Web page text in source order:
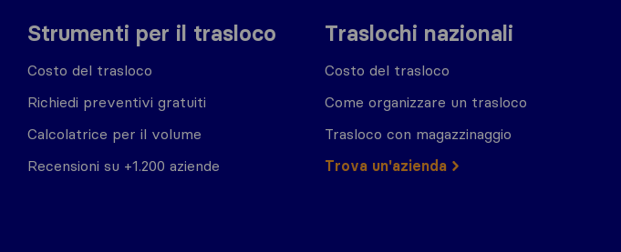
Strumenti per il trasloco
Costo del trasloco
Richiedi preventivi gratuiti
Calcolatrice per il volume
Recensioni su +1.200 aziende
Traslochi nazionali
Costo del trasloco
Come organizzare un trasloco
Trasloco con magazzinaggio
Trova un'azienda